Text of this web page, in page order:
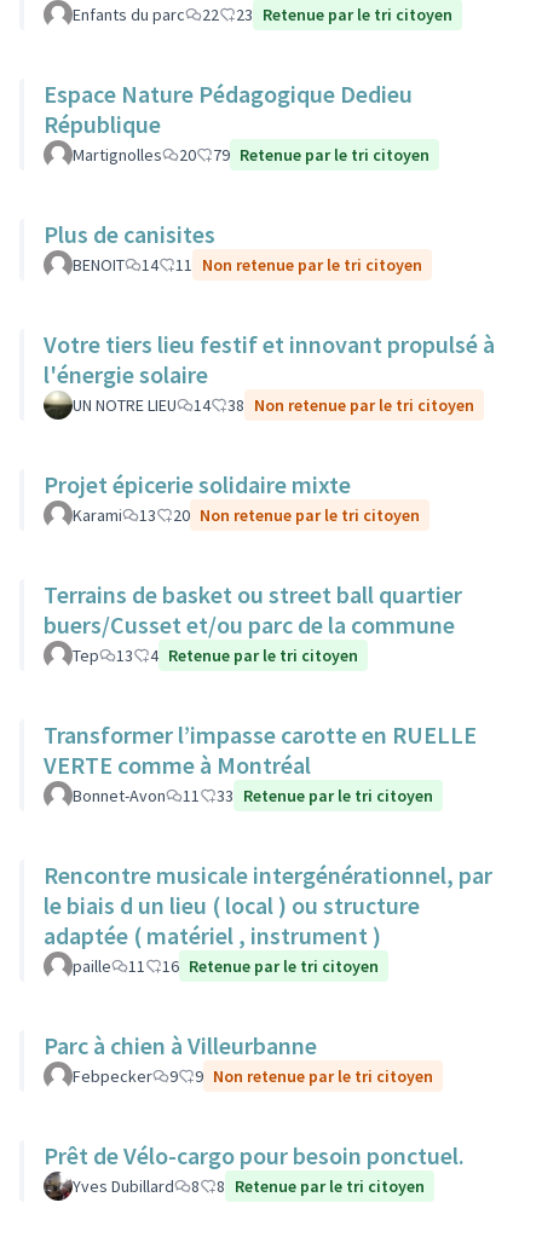
Enfants du parc 22 23 Retenue par le tri citoyen
Espace Nature Pédagogique Dedieu
République
Martignolles 20 79 Retenue par le tri citoyen
Plus de canisites
BENOIT 14 11 Non retenue par le tri citoyen
Votre tiers lieu festif et innovant propulsé à
l'énergie solaire
UN NOTRE LIEU 14 38 Non retenue par le tri citoyen
Projet épicerie solidaire mixte
Karami 13 20 Non retenue par le tri citoyen
Terrains de basket ou street ball quartier
buers/Cusset et/ou parc de la commune
Tep 13 4 Retenue par le tri citoyen
Transformer l’impasse carotte en RUELLE
VERTE comme à Montréal
Bonnet-Avon 11 33 Retenue par le tri citoyen
Rencontre musicale intergénérationnel, par
le biais d un lieu ( local ) ou structure
adaptée ( matériel , instrument )
paille 11 16 Retenue par le tri citoyen
Parc à chien à Villeurbanne
Febpecker 9 9 Non retenue par le tri citoyen
Prêt de Vélo-cargo pour besoin ponctuel.
Yves Dubillard 8 8 Retenue par le tri citoyen